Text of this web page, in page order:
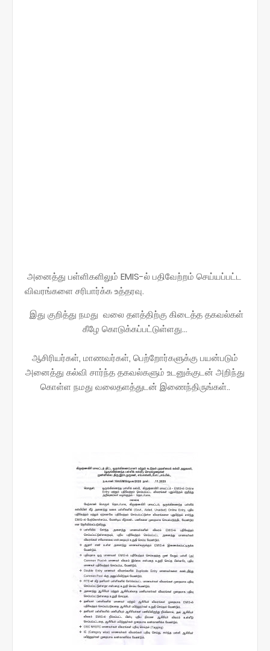
அனைத்து பள்ளிகளிலும் EMIS-ல் பதிவேற்றம் செய்யப்பட்ட
விவரங்களை சரிபார்க்க உத்தரவு.
இது குறித்து நமது வலை தளத்திற்கு கிடைத்த தகவல்கள்
கீழே கொடுக்கப்பட்டுள்ளது...
ஆசிரியர்கள், மாணவர்கள், பெற்றோர்களுக்கு பயன்படும்
அனைத்து கல்வி சார்ந்த தகவல்களும் உடனுக்குடன் அறிந்து
கொள்ள நமது வலைதளத்துடன் இணைந்திருங்கள்..